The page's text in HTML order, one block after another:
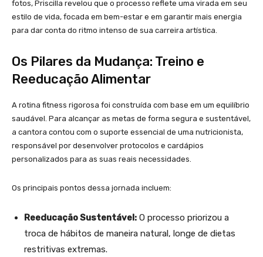
fotos, Priscilla revelou que o processo reflete uma virada em seu
estilo de vida, focada em bem-estar e em garantir mais energia
para dar conta do ritmo intenso de sua carreira artística.
Os Pilares da Mudança: Treino e
Reeducação Alimentar
A rotina fitness rigorosa foi construída com base em um equilíbrio
saudável. Para alcançar as metas de forma segura e sustentável,
a cantora contou com o suporte essencial de uma nutricionista,
responsável por desenvolver protocolos e cardápios
personalizados para as suas reais necessidades.
Os principais pontos dessa jornada incluem:
Reeducação Sustentável: O processo priorizou a
troca de hábitos de maneira natural, longe de dietas
restritivas extremas.